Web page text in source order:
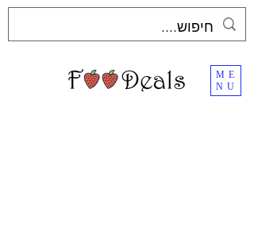
ME
NU